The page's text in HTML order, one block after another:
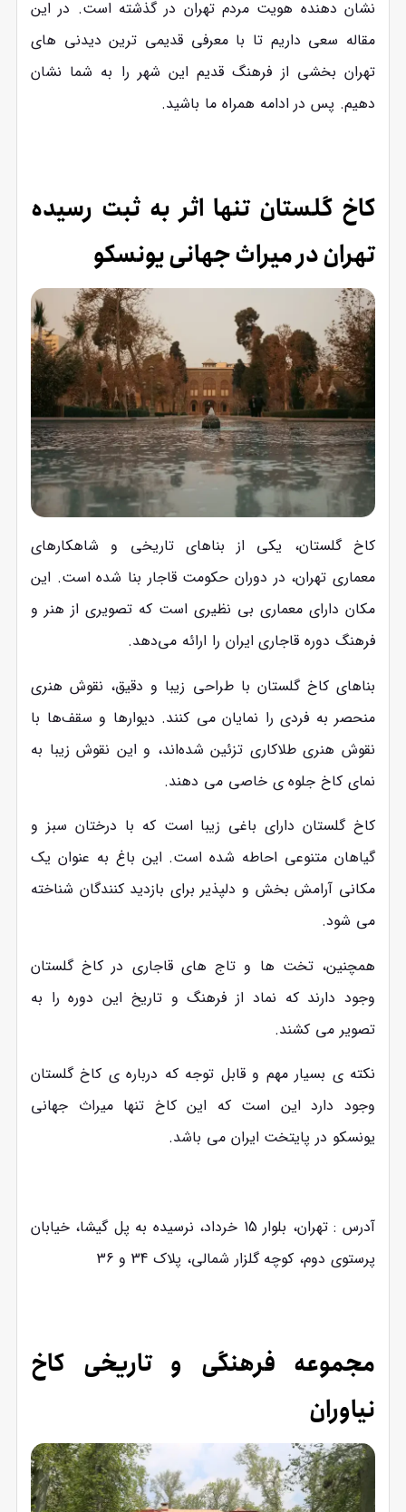
نشان دهنده هویت مردم تهران در گذشته است. در این
مقاله سعی داریم تا با معرفی قدیمی ترین دیدنی های
تهران بخشی از فرهنگ قدیم این شهر را به شما نشان
دهیم. پس در ادامه همراه ما باشید.
کاخ گلستان تنها اثر به ثبت رسیده
تهران در میراث جهانی یونسکو
کاخ گلستان، یکی از بناهای تاریخی و شاهکارهای
معماری تهران، در دوران حکومت قاجار بنا شده است. این
مکان دارای معماری بی ‌نظیری است که تصویری از هنر و
فرهنگ دوره قاجاری ایران را ارائه می‌دهد.
بناهای کاخ گلستان با طراحی زیبا و دقیق، نقوش هنری
منحصر به فردی را نمایان می‌ کنند. دیوارها و سقف‌ها با
نقوش هنری طلاکاری تزئین شده‌اند، و این نقوش زیبا به
نمای کاخ جلوه‌ ی خاصی می‌ دهند.
کاخ گلستان دارای باغی زیبا است که با درختان سبز و
گیاهان متنوعی احاطه شده است. این باغ به عنوان یک
مکانی آرامش ‌بخش و دلپذیر برای بازدید کنندگان شناخته
می ‌شود.
همچنین، تخت‌ ها و تاج‌ های قاجاری در کاخ گلستان
وجود دارند که نماد از فرهنگ و تاریخ این دوره را به
تصویر می‌ کشند.
نکته ی بسیار مهم و قابل توجه که درباره ی کاخ گلستان
وجود دارد این است که این کاخ تنها میراث جهانی
یونسکو در پایتخت ایران می باشد.
آدرس : تهران، بلوار 15 خرداد، نرسیده به پل گیشا، خیابان
پرستوی دوم، کوچه گلزار شمالی، پلاک 34 و 36
مجموعه فرهنگی و تاریخی کاخ
نیاوران